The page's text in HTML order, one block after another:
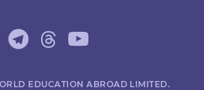
EDUCATION ABROAD LIMITED.